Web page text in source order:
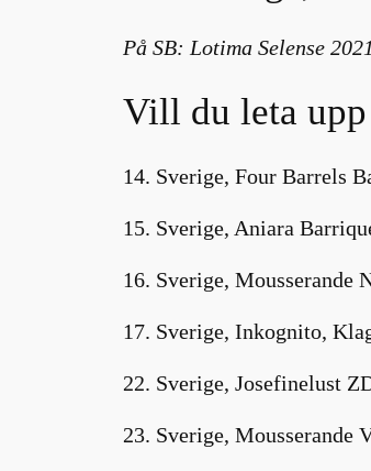
På SB: Lotima Selense
Vill du leta
14. Sverige, Four Barrels
15. Sverige, Aniara
16. Sverige, Mousserande
17. Sverige, Inkognito,
22. Sverige, Josefinelust
23. Sverige, Mousserande